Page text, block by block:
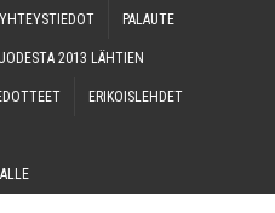
YHTEYS­TIE­DOT PALAU­TE
2013 LÄHTIEN
ERI­KOIS­LEH­DET